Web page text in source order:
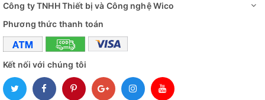
Đánh giá
Công ty TNHH Thiết bị và Công nghệ Wico
Phương thức thanh toán
Kết nối với chúng tôi